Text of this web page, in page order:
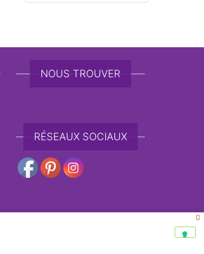
NOUS TROUVER
RÉSEAUX SOCIAUX